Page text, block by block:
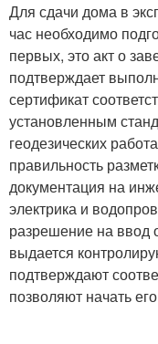
Для сдачи дома в
час необходимо
первых, это акт о
подтверждает
сертификат
установленным
геодезических
правильность
документация на
электрика и
разрешение на ввод
выдается
подтверждают
позволяют начать